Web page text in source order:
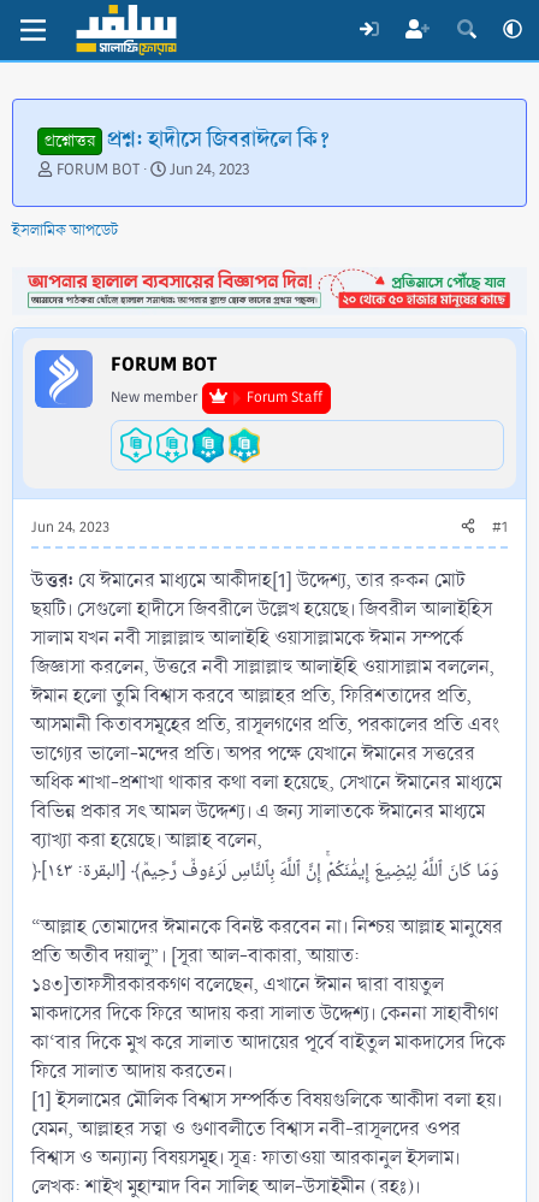
প্রশ্নোত্তর প্রশ্ন: হাদীসে জিবরাঈলে কি?
T
r
e
d
s
t
a
r
t
FORUM BOT
S
a
d
a
t
e
Jun 24, 2023
ইসলামিক আপডেট
FORUM BOT
New member Forum Staff
Jun 24, 2023 #1
উত্তর: যে ঈমানের মাধ্যমে আকীদাহ[1] উদ্দেশ্য, তার রুকন মোট
ছয়টি। সেগুলো হাদীসে জিবরীলে উল্লেখ হয়েছে। জিবরীল আলাইহিস
সালাম যখন নবী সাল্লাল্লাহু আলাইহি ওয়াসাল্লামকে ঈমান সম্পর্কে
জিজ্ঞাসা করলেন, উত্তরে নবী সাল্লাল্লাহু আলাইহি ওয়াসাল্লাম বললেন,
ঈমান হলো তুমি বিশ্বাস করবে আল্লাহর প্রতি, ফিরিশতাদের প্রতি,
আসমানী কিতাবসমূহের প্রতি, রাসূলগণের প্রতি, পরকালের প্রতি এবং
ভাগ্যের ভালো-মন্দের প্রতি। অপর পক্ষে যেখানে ঈমানের সত্তরের
অধিক শাখা-প্রশাখা থাকার কথা বলা হয়েছে, সেখানে ঈমানের মাধ্যমে
বিভিন্ন প্রকার সৎ আমল উদ্দেশ্য। এ জন্য সালাতকে ঈমানের মাধ্যমে
ব্যাখ্যা করা হয়েছে। আল্লাহ বলেন,
﴿وَمَا كَانَ ٱللَّهُ لِيُضِيعَ إِيمَٰنَكُمۡۚ إِنَّ ٱللَّهَ بِٱلنَّاسِ لَرَءُوفٞ رَّحِيمٞ﴾ [البقرة: ١٤٣]
“আল্লাহ তোমাদের ঈমানকে বিনষ্ট করবেন না। নিশ্চয় আল্লাহ মানুষের
প্রতি অতীব দয়ালু”। [সূরা আল-বাকারা, আয়াত:
১৪৩]তাফসীরকারকগণ বলেছেন, এখানে ঈমান দ্বারা বায়তুল
মাকদাসের দিকে ফিরে আদায় করা সালাত উদ্দেশ্য। কেননা সাহাবীগণ
কা‘বার দিকে মুখ করে সালাত আদায়ের পূর্বে বাইতুল মাকদাসের দিকে
ফিরে সালাত আদায় করতেন।
[1] ইসলামের মৌলিক বিশ্বাস সম্পর্কিত বিষয়গুলিকে আকীদা বলা হয়।
যেমন, আল্লাহর সত্বা ও গুণাবলীতে বিশ্বাস নবী-রাসূলদের ওপর
বিশ্বাস ও অন্যান্য বিষয়সমূহ। সূত্র: ফাতাওয়া আরকানুল ইসলাম।
লেখক: শাইখ মুহাম্মাদ বিন সালিহ আল-উসাইমীন (রহঃ)।